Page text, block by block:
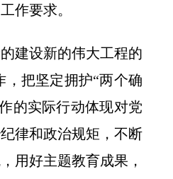
作要求。
建设新的伟大工程的
把坚定拥护“两个确
的实际行动体现对党
律和政治规矩，不断
用好主题教育成果，